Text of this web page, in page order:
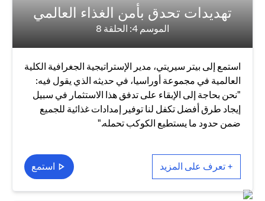
تهديدات تحدق بأمن الغذاء العالمي
الموسم 4: الحلقة 8
استمع إلى بيتر سيريتي، مدير الإستراتيجية الجغرافية الكلية
العالمية في مجموعة أوراسيا، في حديثه الذي يقول فيه:
"نحن بحاجة إلى الإبقاء على تدفق هذا الاستثمار في سبيل
إيجاد طرق أفضل تكفل لنا توفير إمدادات غذائية للجميع
ضمن حدود ما يستطيع الكوكب تحمله."
+ تعرف على المزيد استمع